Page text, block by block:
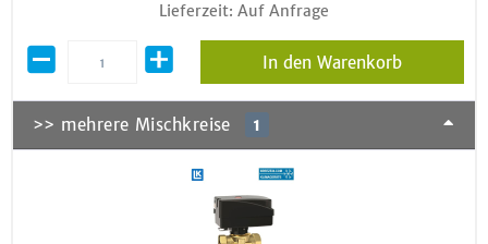
Lieferzeit: Auf Anfrage
In den Warenkorb
>> mehrere Mischkreise 1